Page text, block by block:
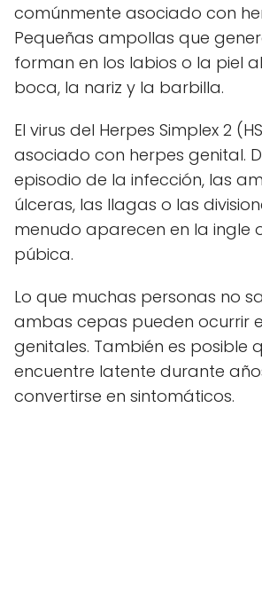
comúnmente asociado con
Pequeñas ampollas que
forman en los labios o la piel
boca, la nariz y la barbilla.
El virus del Herpes Simplex 2
asociado con herpes genital.
episodio de la infección, las
úlceras, las llagas o las
menudo aparecen en la ingle
púbica.
Lo que muchas personas no
ambas cepas pueden ocurrir
genitales. También es posible
encuentre latente durante
convertirse en sintomáticos.